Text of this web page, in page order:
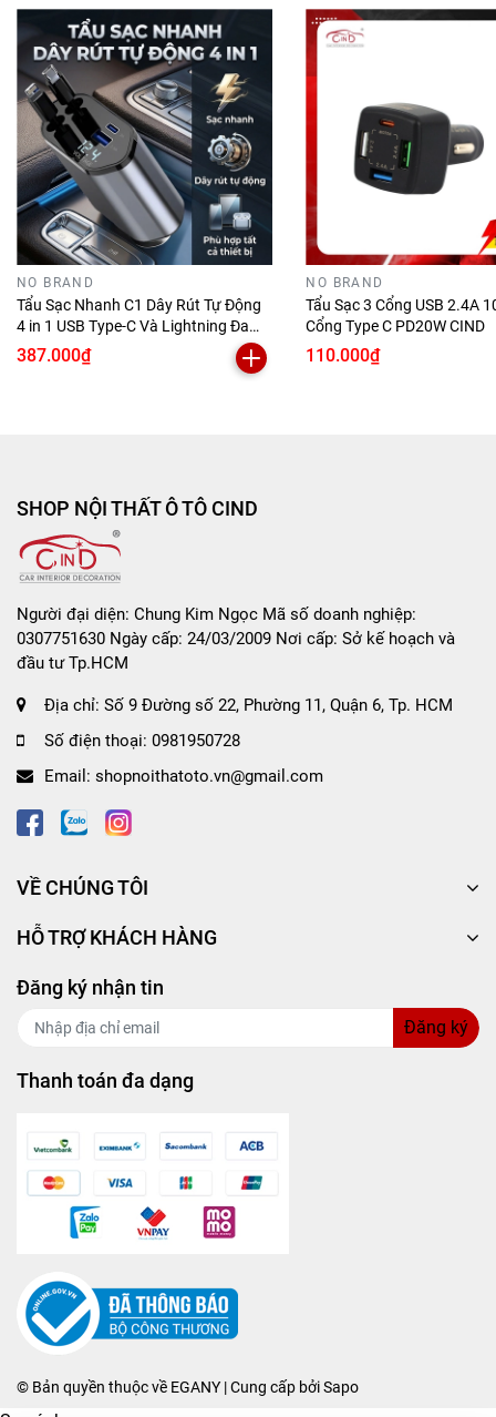
NO BRAND
Tẩu Sạc Nhanh C1 Dây Rút Tự Động
4 in 1 USB Type-C Và Lightning Đa
Năng Vỏ Hợp Kim Cao Cấp
387.000₫
NO BRAND
Tẩu Sạc 3 Cổng USB 2.4A
Cổng Type C PD20W CIND
110.000₫
SHOP NỘI THẤT Ô TÔ CIND
Người đại diện: Chung Kim Ngọc Mã số doanh nghiệp:
0307751630 Ngày cấp: 24/03/2009 Nơi cấp: Sở kế hoạch và
đầu tư Tp.HCM
Địa chỉ: Số 9 Đường số 22, Phường 11, Quận 6, Tp. HCM
Số điện thoại: 0981950728
Email: shopnoithatoto.vn@gmail.com
VỀ CHÚNG TÔI
HỖ TRỢ KHÁCH HÀNG
Đăng ký nhận tin
Đăng ký
Thanh toán đa dạng
© Bản quyền thuộc về EGANY | Cung cấp bởiSapo